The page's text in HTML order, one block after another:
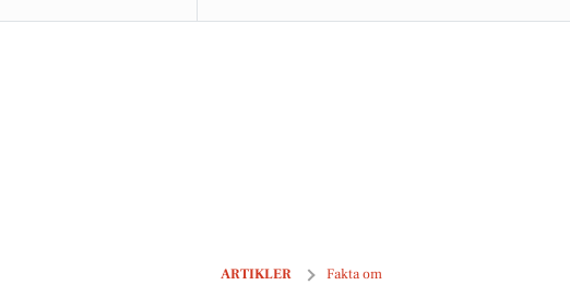
ARTIKLER Fakta om
Huspriserne går op i Favrskov Kommune